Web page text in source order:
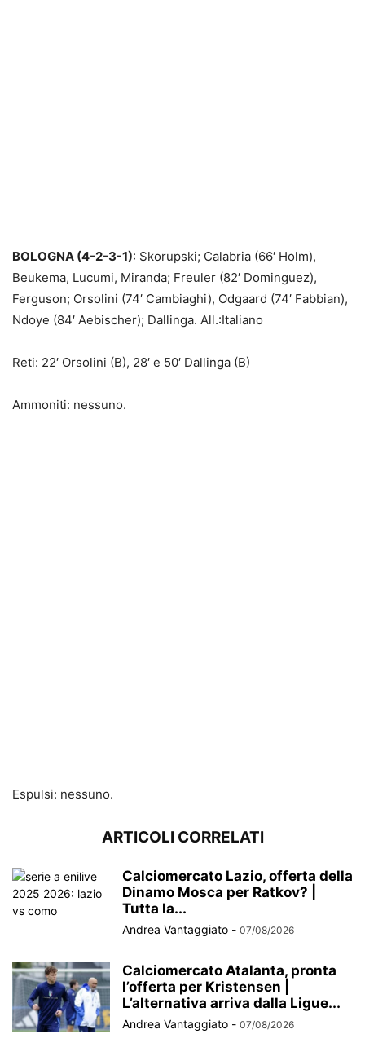
BOLOGNA (4-2-3-1): Skorupski; Calabria (66′ Holm),
Beukema, Lucumi, Miranda; Freuler (82′ Dominguez),
Ferguson; Orsolini (74′ Cambiaghi), Odgaard (74′ Fabbian),
Ndoye (84′ Aebischer); Dallinga. All.:Italiano
Reti: 22′ Orsolini (B), 28′ e 50′ Dallinga (B)
Ammoniti: nessuno.
Espulsi: nessuno.
ARTICOLI CORRELATI
Calciomercato Lazio, offerta della
Dinamo Mosca per Ratkov? |
Tutta la...
Andrea Vantaggiato - 07/08/2026
Calciomercato Atalanta, pronta
l’offerta per Kristensen |
L’alternativa arriva dalla Ligue...
Andrea Vantaggiato - 07/08/2026